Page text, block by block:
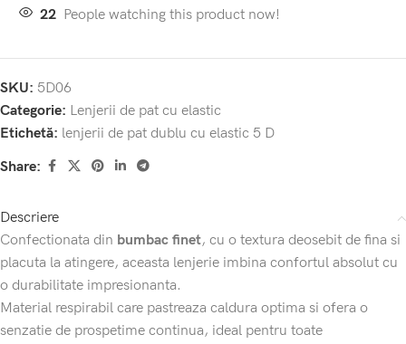
22 People watching this product now!
SKU: 5D06
Categorie: Lenjerii de pat cu elastic
Etichetă: lenjerii de pat dublu cu elastic 5 D
Share:
Descriere
Confectionata din bumbac finet, cu o textura deosebit de fina si
placuta la atingere, aceasta lenjerie imbina confortul absolut cu
o durabilitate impresionanta.
Material respirabil care pastreaza caldura optima si ofera o
senzatie de prospetime continua, ideal pentru toate